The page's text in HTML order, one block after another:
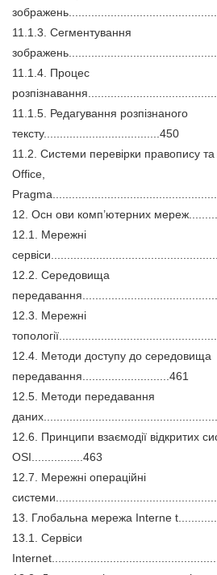
11.1.3. Сегментування
11.1.4. Процес
11.1.5. Редагування розпізнаного
тексту....................................450
11.2. Системи перевірки правопису
Office,
12. Осн ови комп’ютерних
12.1. Мережні
12.2. Середовища
12.3. Мережні
12.4. Методи доступу до середовища
передавання...........................461
12.5. Методи передавання
12.6. Принципи взаємодії відкритих
OSI................463
12.7. Мережні операційні
13. Глобальна мережа Interne
13.1. Сервіси